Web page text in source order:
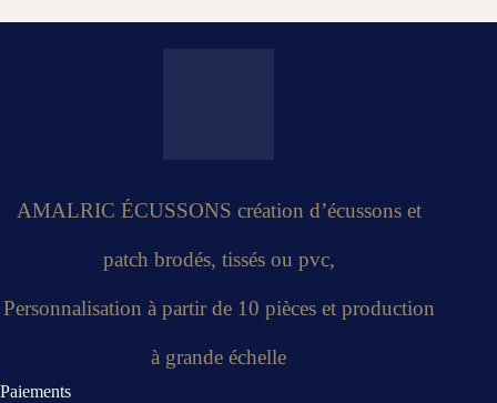
AMALRIC ÉCUSSONS création d’écussons et
patch brodés, tissés ou pvc,
Personnalisation à partir de 10 pièces et production
à grande échelle
Paiements